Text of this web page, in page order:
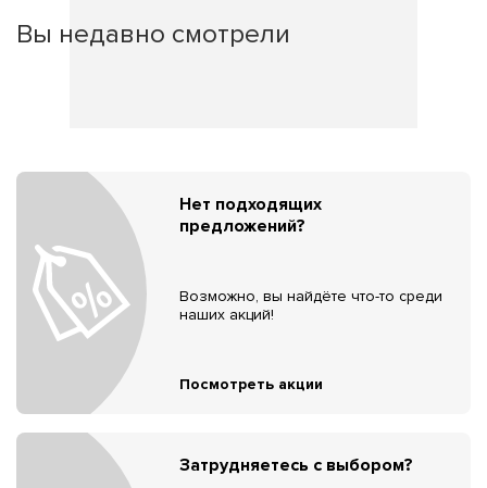
Вы недавно смотрели
Нет подходящих
предложений?
Возможно, вы найдёте что-то среди
наших акций!
Посмотреть акции
Затрудняетесь с выбором?